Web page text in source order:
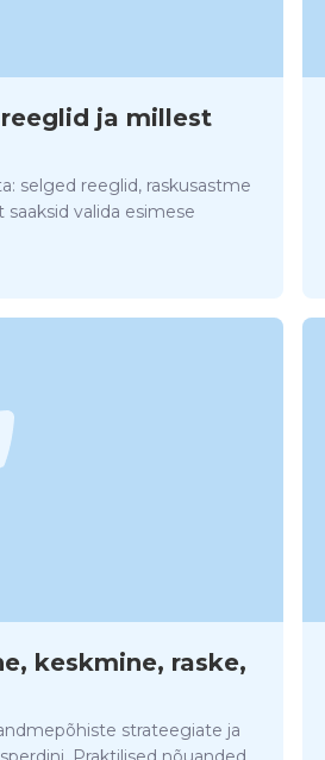
ja millest
selged reeglid, raskusastme
valida esimese
keskmine, raske,
strateegiate ja